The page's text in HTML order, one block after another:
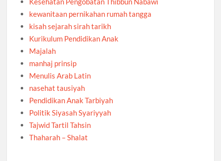
kewanitaan pernikahan rumah tangga
kisah sejarah sirah tarikh
Kurikulum Pendidikan Anak
Majalah
manhaj prinsip
Menulis Arab Latin
nasehat tausiyah
Pendidikan Anak Tarbiyah
Politik Siyasah Syariyyah
Tajwid Tartil Tahsin
Thaharah – Shalat